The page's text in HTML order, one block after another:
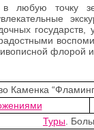
в любую
флорой
Каменка
Туры .